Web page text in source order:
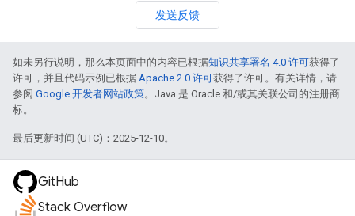
发送反馈
如未另行说明，那么本页面中的内容已根据知识共享署名 4.0 许可获得了
许可，并且代码示例已根据 Apache 2.0 许可获得了许可。有关详情，请
参阅 Google 开发者网站政策。Java 是 Oracle 和/或其关联公司的注册商
标。
最后更新时间 (UTC)：2025-12-10。
GitHub
Stack Overflow